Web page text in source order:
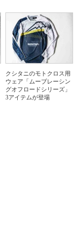
クシタニのモトクロス用
ウェア「ムーブレーシン
グオフロードシリーズ」
3アイテムが登場